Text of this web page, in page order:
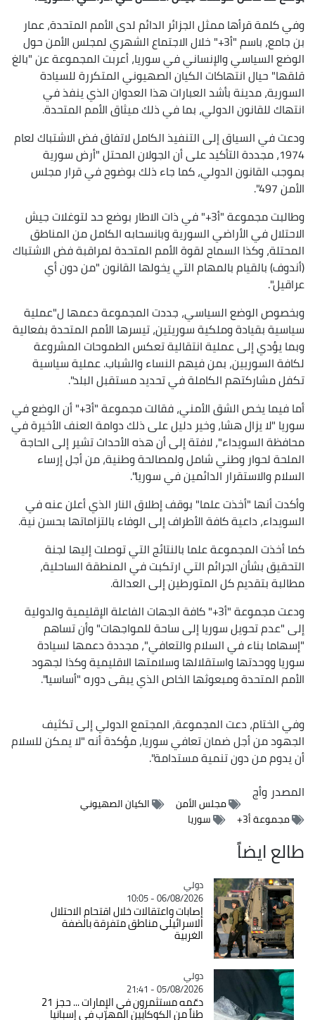
وفي كلمة قرأها ممثل الجزائر الدائم لدى الأمم المتحدة، عمار
بن جامع، باسم "أ3+" خلال الاجتماع الشهري لمجلس الأمن حول
الوضع السياسي والإنساني في سوريا، أعربت المجموعة عن "بالغ
قلقها" حيال انتهاكات الكيان الصهيوني المتكررة للسيادة
السورية، مدينة بأشد العبارات هذا العدوان الذي ينفذ في
انتهاك للقانون الدولي، بما في ذلك ميثاق الأمم المتحدة.
ودعت في السياق إلى التنفيذ الكامل لاتفاق فض الاشتباك لعام
1974، مجددة التأكيد على أن الجولان المحتل "أرض سورية
بموجب القانون الدولي، كما جاء ذلك بوضوح في قرار مجلس
الأمن 497".
وطالبت مجموعة "أ3+" في ذات الاطار بوضع حد لتوغلات جيش
الاحتلال في الأراضي السورية وبانسحابه الكامل من المناطق
المحتلة، وكذا السماح لقوة الأمم المتحدة لمراقبة فض الاشتباك
(أندوف) بالقيام بالمهام التي يخولها القانون "من دون أي
عراقيل".
وبخصوص الوضع السياسي، جددت المجموعة دعمها ل"عملية
سياسية بقيادة وملكية سوريتين، تيسرها الأمم المتحدة بفعالية
وبما يؤدي إلى عملية انتقالية تعكس الطموحات المشروعة
لكافة السوريين، بمن فيهم النساء والشباب. عملية سياسية
تكفل مشاركتهم الكاملة في تحديد مستقبل البلد".
أما فيما يخص الشق الأمني، فقالت مجموعة "أ3+" أن الوضع في
سوريا "لا يزال هشا، وخير دليل على ذلك دوامة العنف الأخيرة في
محافظة السويداء"، لافتة إلى أن هذه الأحداث تشير إلى الحاجة
الملحة لحوار وطني شامل ولمصالحة وطنية، من أجل إرساء
السلام والاستقرار الدائمين في سوريا".
وأكدت أنها "أخذت علما" بوقف إطلاق النار الذي أعلن عنه في
السويداء، داعية كافة الأطراف إلى الوفاء بالتزاماتها بحسن نية.
كما أخذت المجموعة علما بالنتائج التي توصلت إليها لجنة
التحقيق بشأن الجرائم التي ارتكبت في المنطقة الساحلية،
مطالبة بتقديم كل المتورطين إلى العدالة.
ودعت مجموعة "أ3+" كافة الجهات الفاعلة الإقليمية والدولية
إلى "عدم تحويل سوريا إلى ساحة للمواجهات" وأن تساهم
"إسهاما بناء في السلام والتعافي"، مجددة دعمها لسيادة
سوريا ووحدتها واستقلالها وسلامتها الاقليمية وكذا لجهود
الأمم المتحدة ومبعوثها الخاص الذي يبقى دوره "أساسيا".
وفي الختام، دعت المجموعة، المجتمع الدولي إلى تكثيف
الجهود من أجل ضمان تعافي سوريا، مؤكدة أنه "لا يمكن للسلام
أن يدوم من دون تنمية مستدامة".
المصدروأج
مجلس الأمن
الكيان الصهيوني
مجموعة أ3+
سوريا
طالع ايضاً
Catégorie
دولي
06/08/2026 - 10:05
إصابات واعتقالات خلال اقتحام الاحتلال
الاسرائيلي مناطق متفرقة بالضفة
الغربية
Catégorie
دولي
05/08/2026 - 21:41
دعّمه مستثمرون في الإمارات ... حجز 21
طناً من الكوكايين المهرّب في إسبانيا